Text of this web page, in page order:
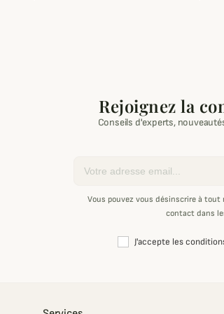
Rejoignez la
Conseils d'experts,
Vous pouvez vous désinscrire à
contact dans
J'accepte les